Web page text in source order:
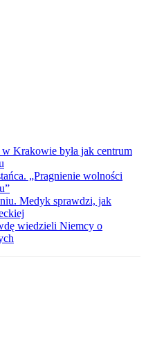
Krakowie była jak centrum
„Pragnienie wolności
Medyk sprawdzi, jak
wiedzieli Niemcy o